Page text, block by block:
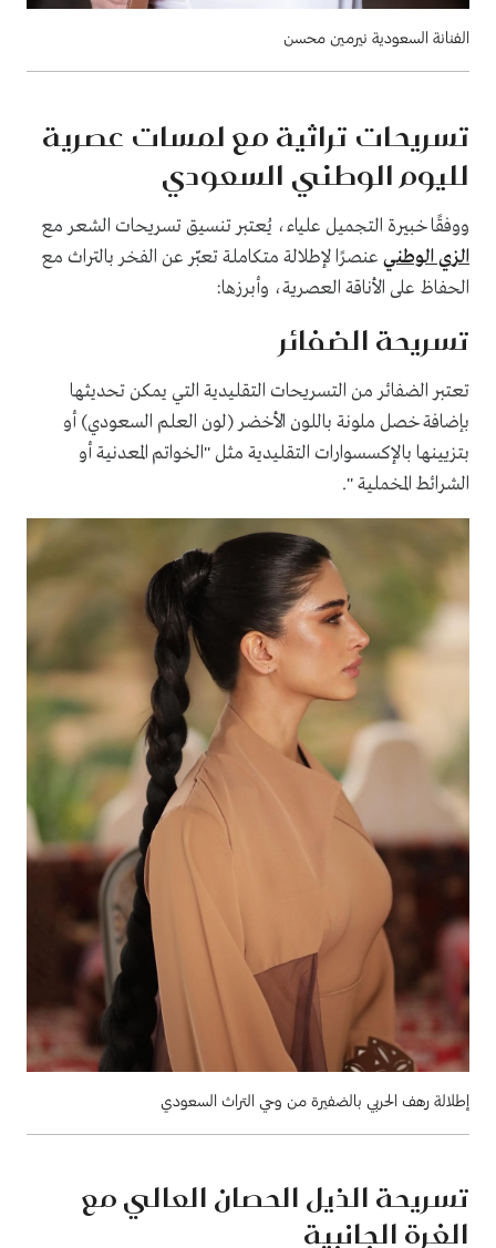
الفنانة السعودية نيرمين محسن
تسريحات تراثية مع لمسات عصرية
لليوم الوطني السعودي
ووفقًا خبيرة التجميل علياء، يُعتبر تنسيق تسريحات الشعر مع
الزي الوطني عنصرًا لإطلالة متكاملة تعبّر عن الفخر بالتراث مع
الحفاظ على الأناقة العصرية، وأبرزها:
تسريحة الضفائر
تعتبر الضفائر من التسريحات التقليدية التي يمكن تحديثها
بإضافة خصل ملونة باللون الأخضر (لون العلم السعودي) أو
بتزيينها بالإكسسوارات التقليدية مثل "الخواتم المعدنية أو
الشرائط المخملية ".
إطلالة رهف الحربي بالضفيرة من وحي التراث السعودي
تسريحة الذيل الحصان العالي مع
الغرة الجانبية